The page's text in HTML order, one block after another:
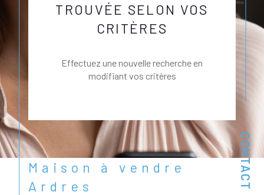
CONTACT
TROUVÉE SELON VOS
CRITÈRES
Effectuez une nouvelle recherche en
modifiant vos critères
Maison à vendre
Ardres